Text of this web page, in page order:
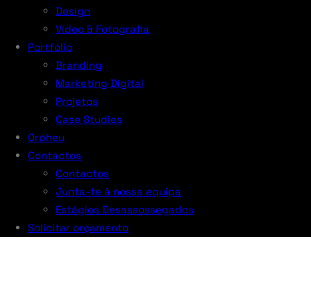
Design
Vídeo & Fotografia
Portfólio
Branding
Marketing Digital
Projetos
Case Studies
Orpheu
Contactos
Contactos
Junta-te à nossa equipa
Estágios Desassossegados
Solicitar orçamento